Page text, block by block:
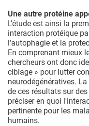
Une autre protéine
L’étude est ainsi la
interaction protéique
l'autophagie et la
En comprenant mieux
chercheurs ont donc
ciblage » pour lutter
neurodégénératives.
de ces résultats sur
préciser en quoi
pertinente pour les
humains.